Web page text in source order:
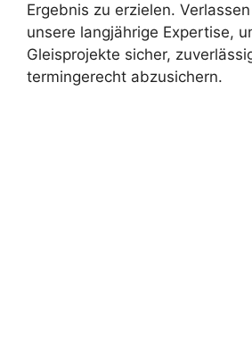
Ergebnis zu erzielen.
unsere langjährige Expertise,
Gleisprojekte sicher,
termingerecht abzusichern.